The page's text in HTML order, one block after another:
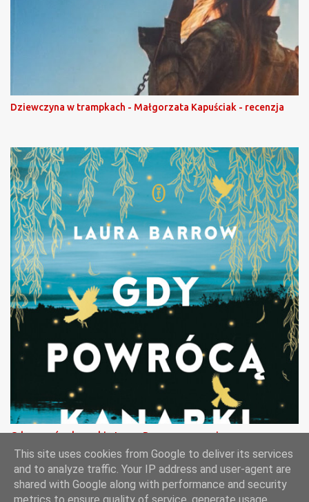
Dziewczyna w trampkach - Małgorzata Kapuściak - recenzja
Gdy powrócą kanarki - Laura Barrow - recenzja
This site uses cookies from Google to deliver its services
and to analyze traffic. Your IP address and user-agent are
shared with Google along with performance and security